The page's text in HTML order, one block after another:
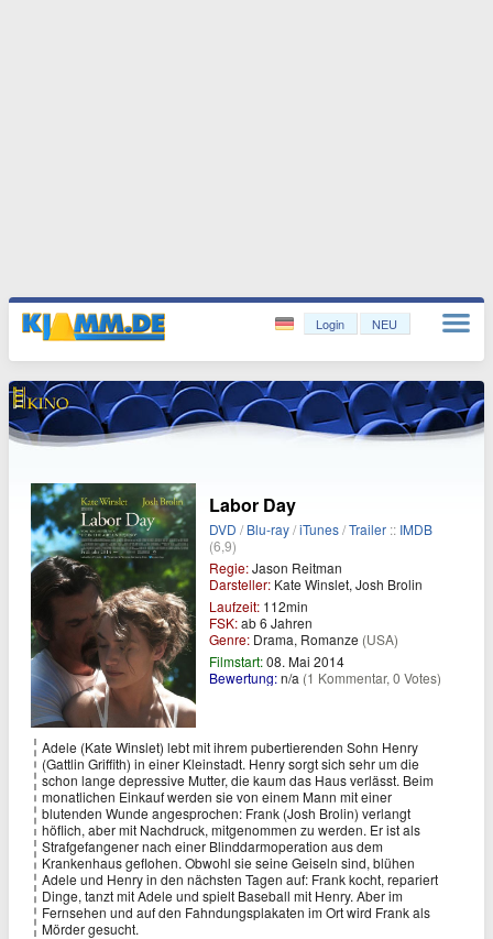
Login NEU
Labor Day
DVD /Blu-ray/iTunes/Trailer :: IMDB
(6,9)
Regie:Jason Reitman
Darsteller: Kate Winslet, Josh Brolin
Laufzeit: 112min
FSK:ab 6 Jahren
Genre: Drama, Romanze (USA)
Filmstart:08. Mai 2014
Bewertung:n/a (1 Kommentar, 0 Votes)
Adele (Kate Winslet) lebt mit ihrem pubertierenden Sohn Henry
(Gattlin Griffith) in einer Kleinstadt. Henry sorgt sich sehr um die
schon lange depressive Mutter, die kaum das Haus verlässt. Beim
monatlichen Einkauf werden sie von einem Mann mit einer
blutenden Wunde angesprochen: Frank (Josh Brolin) verlangt
höflich, aber mit Nachdruck, mitgenommen zu werden. Er ist als
Strafgefangener nach einer Blinddarmoperation aus dem
Krankenhaus geflohen. Obwohl sie seine Geiseln sind, blühen
Adele und Henry in den nächsten Tagen auf: Frank kocht, repariert
Dinge, tanzt mit Adele und spielt Baseball mit Henry. Aber im
Fernsehen und auf den Fahndungsplakaten im Ort wird Frank als
Mörder gesucht.